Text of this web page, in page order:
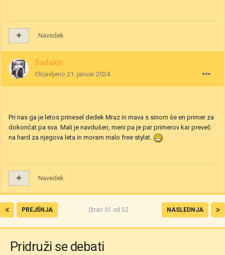
Navedek
Sadako
Objavljeno 21. januar 2024
Pri nas ga je letos prinesel dedek Mraz in mava s sinom še en primer za
dokončat pa sva. Mali je navdušen, meni pa je par primerov kar preveč
na hard za njegova leta in moram malo free stylat.
Navedek
PREJŠNJA NASLEDNJA
Stran 31 od 52
Pridruži se debati